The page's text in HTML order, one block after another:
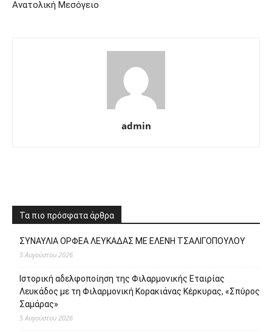
Ανατολική Μεσόγειο
admin
Τα πιο πρόσφατα άρθρα
ΣΥΝΑΥΛΙΑ ΟΡΦΕΑ ΛΕΥΚΑΔΑΣ ΜΕ ΕΛΕΝΗ ΤΣΑΛΙΓΟΠΟΥΛΟΥ
5 Αυγούστου 2026
Ιστορική αδελφοποίηση της Φιλαρμονικής Εταιρίας
Λευκάδος με τη Φιλαρμονική Κορακιάνας Κέρκυρας, «Σπύρος
Σαμάρας»
5 Αυγούστου 2026